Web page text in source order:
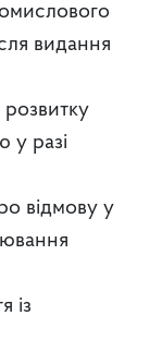
видання
у разi
відмову у
iз